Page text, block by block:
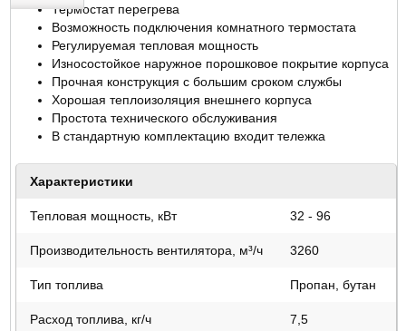
ОТЗЫВЫ
Термостат перегрева
Возможность подключения комнатного термостата
Регулируемая тепловая мощность
Износостойкое наружное порошковое покрытие корпуса
Прочная конструкция с большим сроком службы
Хорошая теплоизоляция внешнего корпуса
Простота технического обслуживания
В стандартную комплектацию входит тележка
Характеристики
Тепловая мощность, кВт 32 - 96
Производительность вентилятора, м³/ч 3260
Тип топлива Пропан, бутан
Расход топлива, кг/ч 7,5